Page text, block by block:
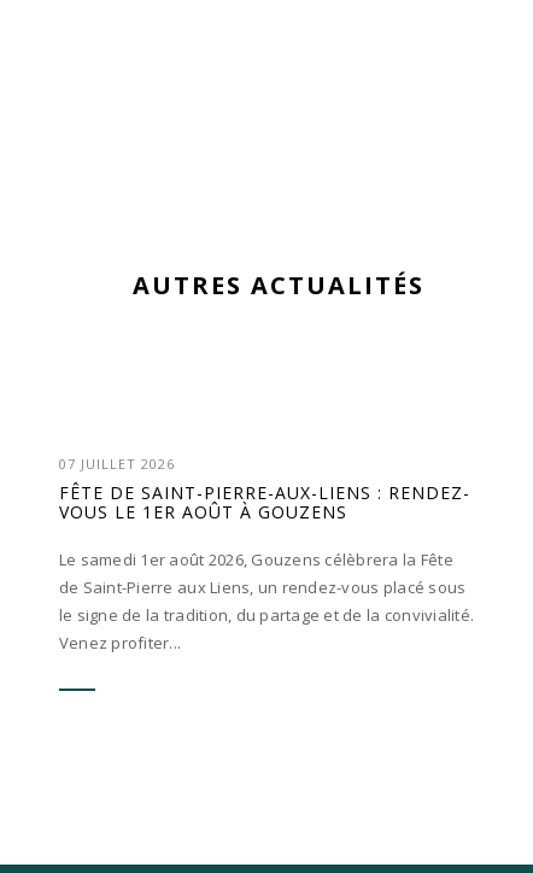
AUTRES ACTUALITÉS
07 JUILLET 2026
FÊTE DE SAINT-PIERRE-AUX-LIENS : RENDEZ-
VOUS LE 1ER AOÛT À GOUZENS
Le samedi 1er août 2026, Gouzens célèbrera la Fête
de Saint-Pierre aux Liens, un rendez-vous placé sous
le signe de la tradition, du partage et de la convivialité.
Venez profiter...